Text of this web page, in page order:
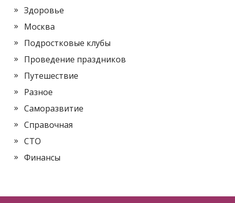
Здоровье
Москва
Подростковые клубы
Проведение праздников
Путешествие
Разное
Саморазвитие
Справочная
СТО
Финансы